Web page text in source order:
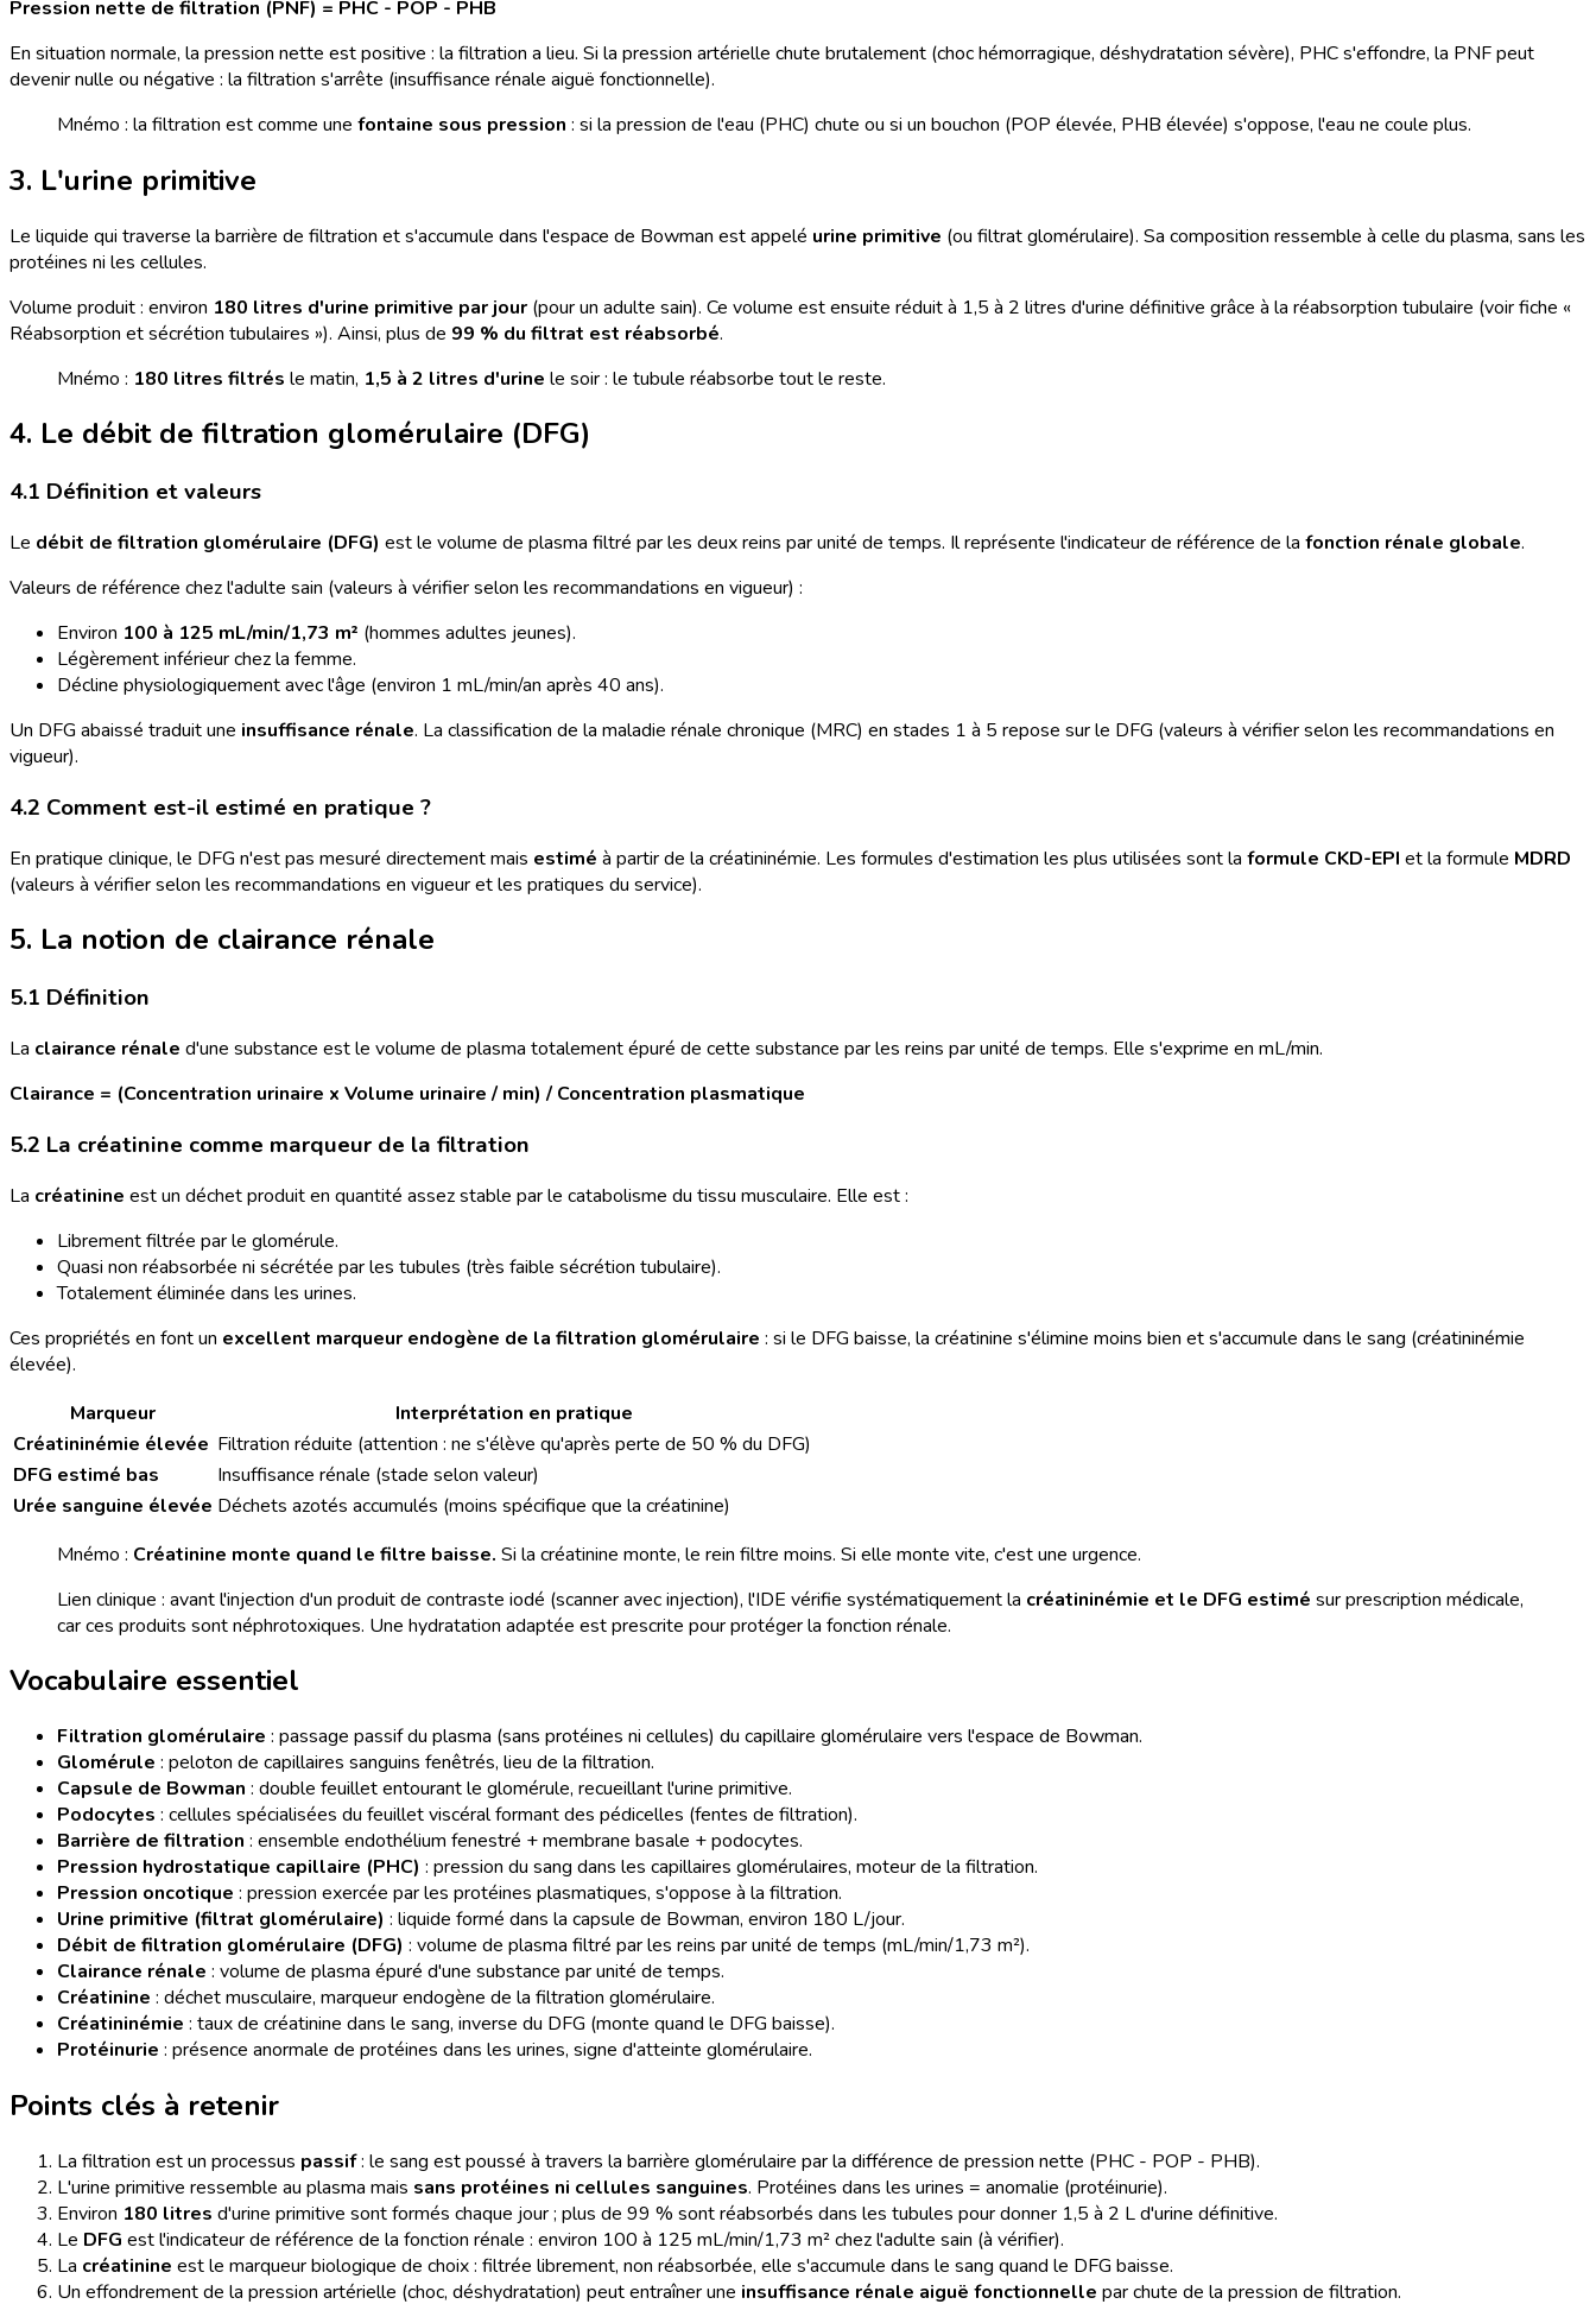
Pression nette de filtration (PNF) = PHC - POP - PHB
En situation normale, la pression nette est positive : la filtration a lieu. Si la pression artérielle chute brutalement (choc hémorragique, déshydratation sévère), PHC s'effondre, la PNF peut
devenir nulle ou négative : la filtration s'arrête (insuffisance rénale aiguë fonctionnelle).
Mnémo : la filtration est comme une fontaine sous pression : si la pression de l'eau (PHC) chute ou si un bouchon (POP élevée, PHB élevée) s'oppose, l'eau ne coule plus.
3. L'urine primitive
Le liquide qui traverse la barrière de filtration et s'accumule dans l'espace de Bowman est appelé urine primitive (ou filtrat glomérulaire). Sa composition ressemble à celle du plasma, sans les
protéines ni les cellules.
Volume produit : environ 180 litres d'urine primitive par jour (pour un adulte sain). Ce volume est ensuite réduit à 1,5 à 2 litres d'urine définitive grâce à la réabsorption tubulaire (voir fiche «
Réabsorption et sécrétion tubulaires »). Ainsi, plus de 99 % du filtrat est réabsorbé.
Mnémo : 180 litres filtrés le matin, 1,5 à 2 litres d'urine le soir : le tubule réabsorbe tout le reste.
4. Le débit de filtration glomérulaire (DFG)
4.1 Définition et valeurs
Le débit de filtration glomérulaire (DFG) est le volume de plasma filtré par les deux reins par unité de temps. Il représente l'indicateur de référence de la fonction rénale globale.
Valeurs de référence chez l'adulte sain (valeurs à vérifier selon les recommandations en vigueur) :
Environ 100 à 125 mL/min/1,73 m² (hommes adultes jeunes).
Légèrement inférieur chez la femme.
Décline physiologiquement avec l'âge (environ 1 mL/min/an après 40 ans).
Un DFG abaissé traduit une insuffisance rénale. La classification de la maladie rénale chronique (MRC) en stades 1 à 5 repose sur le DFG (valeurs à vérifier selon les recommandations en
vigueur).
4.2 Comment est-il estimé en pratique ?
En pratique clinique, le DFG n'est pas mesuré directement mais estimé à partir de la créatininémie. Les formules d'estimation les plus utilisées sont la formule CKD-EPI et la formule MDRD
(valeurs à vérifier selon les recommandations en vigueur et les pratiques du service).
5. La notion de clairance rénale
5.1 Définition
La clairance rénale d'une substance est le volume de plasma totalement épuré de cette substance par les reins par unité de temps. Elle s'exprime en mL/min.
Clairance = (Concentration urinaire x Volume urinaire / min) / Concentration plasmatique
5.2 La créatinine comme marqueur de la filtration
La créatinine est un déchet produit en quantité assez stable par le catabolisme du tissu musculaire. Elle est :
Librement filtrée par le glomérule.
Quasi non réabsorbée ni sécrétée par les tubules (très faible sécrétion tubulaire).
Totalement éliminée dans les urines.
Ces propriétés en font un excellent marqueur endogène de la filtration glomérulaire : si le DFG baisse, la créatinine s'élimine moins bien et s'accumule dans le sang (créatininémie
élevée).
Marqueur
Interprétation en pratique
Créatininémie élevée Filtration réduite (attention : ne s'élève qu'après perte de 50 % du DFG)
DFG estimé bas
Insuffisance rénale (stade selon valeur)
Urée sanguine élevée Déchets azotés accumulés (moins spécifique que la créatinine)
Mnémo : Créatinine monte quand le filtre baisse. Si la créatinine monte, le rein filtre moins. Si elle monte vite, c'est une urgence.
Lien clinique : avant l'injection d'un produit de contraste iodé (scanner avec injection), l'IDE vérifie systématiquement la créatininémie et le DFG estimé sur prescription médicale,
car ces produits sont néphrotoxiques. Une hydratation adaptée est prescrite pour protéger la fonction rénale.
Vocabulaire essentiel
Filtration glomérulaire : passage passif du plasma (sans protéines ni cellules) du capillaire glomérulaire vers l'espace de Bowman.
Glomérule : peloton de capillaires sanguins fenêtrés, lieu de la filtration.
Capsule de Bowman : double feuillet entourant le glomérule, recueillant l'urine primitive.
Podocytes : cellules spécialisées du feuillet viscéral formant des pédicelles (fentes de filtration).
Barrière de filtration : ensemble endothélium fenestré + membrane basale + podocytes.
Pression hydrostatique capillaire (PHC) : pression du sang dans les capillaires glomérulaires, moteur de la filtration.
Pression oncotique : pression exercée par les protéines plasmatiques, s'oppose à la filtration.
Urine primitive (filtrat glomérulaire) : liquide formé dans la capsule de Bowman, environ 180 L/jour.
Débit de filtration glomérulaire (DFG) : volume de plasma filtré par les reins par unité de temps (mL/min/1,73 m²).
Clairance rénale : volume de plasma épuré d'une substance par unité de temps.
Créatinine : déchet musculaire, marqueur endogène de la filtration glomérulaire.
Créatininémie : taux de créatinine dans le sang, inverse du DFG (monte quand le DFG baisse).
Protéinurie : présence anormale de protéines dans les urines, signe d'atteinte glomérulaire.
Points clés à retenir
La filtration est un processus passif: le sang est poussé à travers la barrière glomérulaire par la différence de pression nette (PHC - POP - PHB).
L'urine primitive ressemble au plasma mais sans protéines ni cellules sanguines. Protéines dans les urines = anomalie (protéinurie).
Environ 180 litres d'urine primitive sont formés chaque jour ; plus de 99 % sont réabsorbés dans les tubules pour donner 1,5 à 2 L d'urine définitive.
Le DFG est l'indicateur de référence de la fonction rénale : environ 100 à 125 mL/min/1,73 m² chez l'adulte sain (à vérifier).
La créatinine est le marqueur biologique de choix : filtrée librement, non réabsorbée, elle s'accumule dans le sang quand le DFG baisse.
Un effondrement de la pression artérielle (choc, déshydratation) peut entraîner une insuffisance rénale aiguë fonctionnelle par chute de la pression de filtration.